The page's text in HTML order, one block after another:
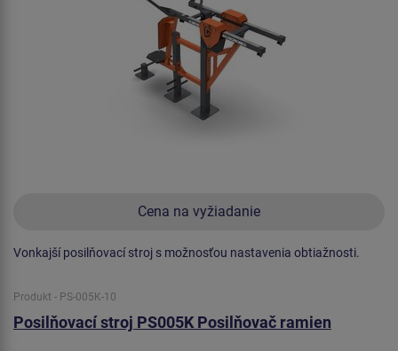
Cena na vyžiadanie
Vonkajší posilňovací stroj s možnosťou nastavenia obtiažnosti.
Produkt - PS-005K-10
Posilňovací stroj PS005K Posilňovač ramien